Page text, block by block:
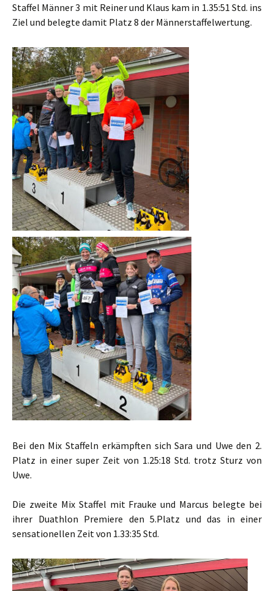
Staffel Männer 3 mit Reiner und Klaus kam in 1.35:51 Std. ins
Ziel und belegte damit Platz 8 der Männerstaffelwertung.
Bei den Mix Staffeln erkämpften sich Sara und Uwe den 2.
Platz in einer super Zeit von 1.25:18 Std. trotz Sturz von
Uwe.
Die zweite Mix Staffel mit Frauke und Marcus belegte bei
ihrer Duathlon Premiere den 5.Platz und das in einer
sensationellen Zeit von 1.33:35 Std.